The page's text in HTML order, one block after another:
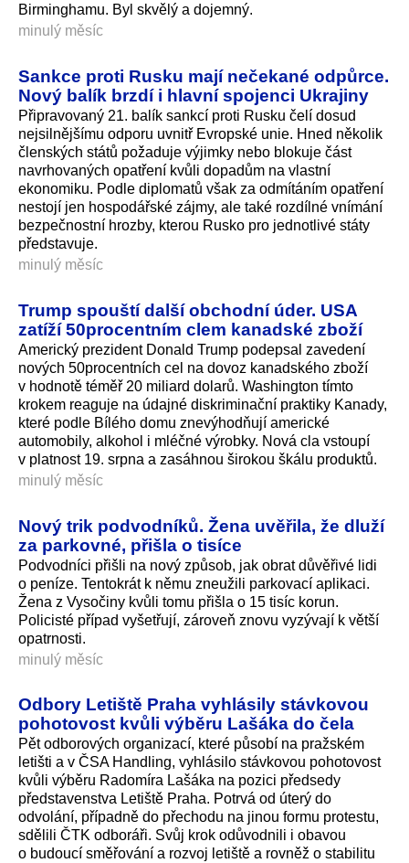
Birminghamu. Byl skvělý a dojemný.
minulý měsíc
Sankce proti Rusku mají nečekané odpůrce.
Nový balík brzdí i hlavní spojenci Ukrajiny
Připravovaný 21. balík sankcí proti Rusku čelí dosud
nejsilnějšímu odporu uvnitř Evropské unie. Hned několik
členských států požaduje výjimky nebo blokuje část
navrhovaných opatření kvůli dopadům na vlastní
ekonomiku. Podle diplomatů však za odmítáním opatření
nestojí jen hospodářské zájmy, ale také rozdílné vnímání
bezpečnostní hrozby, kterou Rusko pro jednotlivé státy
představuje.
minulý měsíc
Trump spouští další obchodní úder. USA
zatíží 50procentním clem kanadské zboží
Americký prezident Donald Trump podepsal zavedení
nových 50procentních cel na dovoz kanadského zboží
v hodnotě téměř 20 miliard dolarů. Washington tímto
krokem reaguje na údajné diskriminační praktiky Kanady,
které podle Bílého domu znevýhodňují americké
automobily, alkohol i mléčné výrobky. Nová cla vstoupí
v platnost 19. srpna a zasáhnou širokou škálu produktů.
minulý měsíc
Nový trik podvodníků. Žena uvěřila, že dluží
za parkovné, přišla o tisíce
Podvodníci přišli na nový způsob, jak obrat důvěřivé lidi
o peníze. Tentokrát k němu zneužili parkovací aplikaci.
Žena z Vysočiny kvůli tomu přišla o 15 tisíc korun.
Policisté případ vyšetřují, zároveň znovu vyzývají k větší
opatrnosti.
minulý měsíc
Odbory Letiště Praha vyhlásily stávkovou
pohotovost kvůli výběru Lašáka do čela
Pět odborových organizací, které působí na pražském
letišti a v ČSA Handling, vyhlásilo stávkovou pohotovost
kvůli výběru Radomíra Lašáka na pozici předsedy
představenstva Letiště Praha. Potrvá od úterý do
odvolání, případně do přechodu na jinou formu protestu,
sdělili ČTK odboráři. Svůj krok odůvodnili i obavou
o budoucí směřování a rozvoj letiště a rovněž o stabilitu